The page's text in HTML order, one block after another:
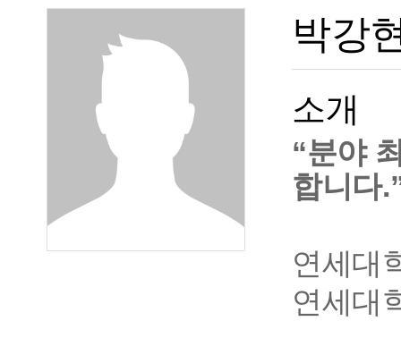
박강
소개
“분야
합니다
연세대
연세대